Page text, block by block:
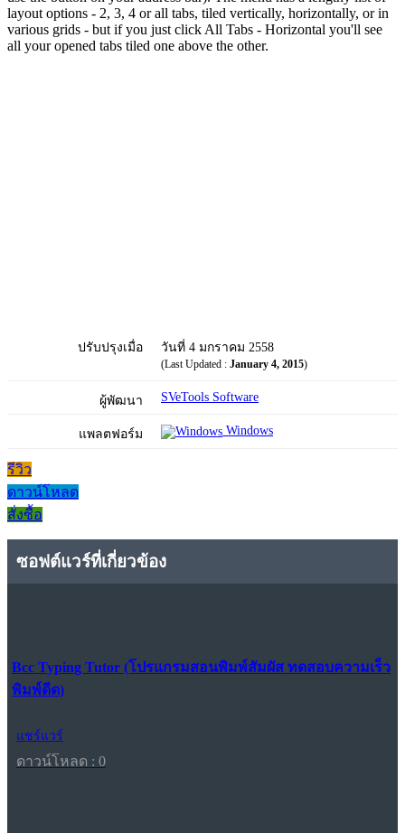
layout options - 2, 3, 4 or all tabs, tiled vertically, horizontally, or in
various grids - but if you just click All Tabs - Horizontal you'll see
all your opened tabs tiled one above the other.
ปรับปรุงเมื่อ วันที่ 4 มกราคม 2558
(Last Updated : January 4, 2015)
ผู้พัฒนา SVeTools Software
แพลตฟอร์ม Windows
รีวิว
ดาวน์โหลด
สั่งซื้อ
ซอฟต์แวร์ที่เกี่ยวข้อง
Bcc Typing Tutor (โปรแกรมสอนพิมพ์สัมผัส ทดสอบความเร็ว
พิมพ์ดีด)
แชร์แวร์
ดาวน์โหลด : 0